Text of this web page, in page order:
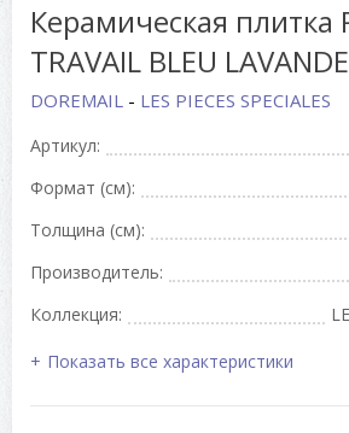
Керамическая плитка
TRAVAIL BLEU LAVANDE
DOREMAIL - LES PIECES SPECIALES
Артикул:
Формат (см):
Толщина (см):
Производитель:
Коллекция:
Показать все характеристики